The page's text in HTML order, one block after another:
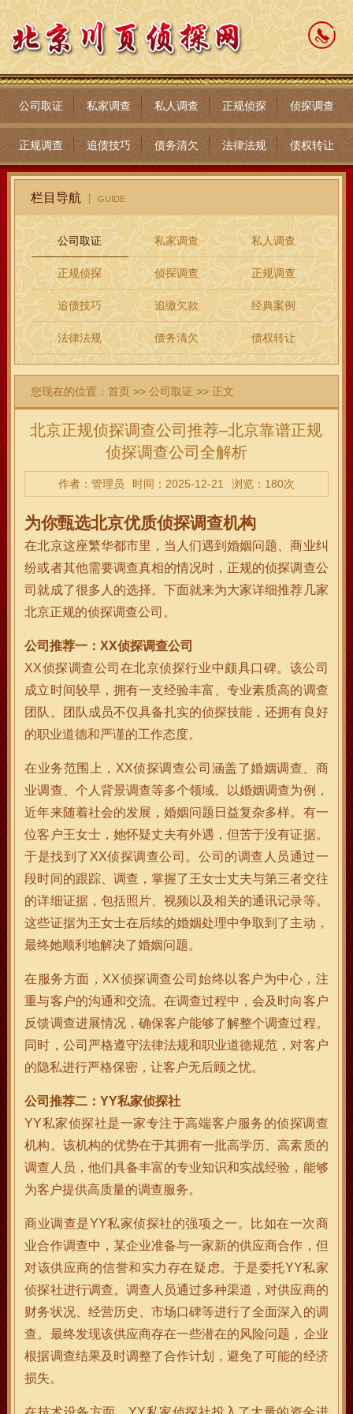
公司取证 私家调查 私人调查 正规侦探 侦探调查
正规调查 追债技巧 债务清欠 法律法规 债权转让
栏目导航 GUIDE
公司取证 私家调查 私人调查
正规侦探 侦探调查 正规调查
追债技巧 追缴欠款 经典案例
法律法规 债务清欠 债权转让
您现在的位置：首页 >>公司取证 >> 正文
北京正规侦探调查公司推荐–北京靠谱正规
侦探调查公司全解析
作者：管理员 时间：2025-12-21 浏览：180次
为你甄选北京优质侦探调查机构
在北京这座繁华都市里，当人们遇到婚姻问题、商业纠
纷或者其他需要调查真相的情况时，正规的侦探调查公
司就成了很多人的选择。下面就来为大家详细推荐几家
北京正规的侦探调查公司。
公司推荐一：XX侦探调查公司
XX侦探调查公司在北京侦探行业中颇具口碑。该公司
成立时间较早，拥有一支经验丰富、专业素质高的调查
团队。团队成员不仅具备扎实的侦探技能，还拥有良好
的职业道德和严谨的工作态度。
在业务范围上，XX侦探调查公司涵盖了婚姻调查、商
业调查、个人背景调查等多个领域。以婚姻调查为例，
近年来随着社会的发展，婚姻问题日益复杂多样。有一
位客户王女士，她怀疑丈夫有外遇，但苦于没有证据。
于是找到了XX侦探调查公司。公司的调查人员通过一
段时间的跟踪、调查，掌握了王女士丈夫与第三者交往
的详细证据，包括照片、视频以及相关的通讯记录等。
这些证据为王女士在后续的婚姻处理中争取到了主动，
最终她顺利地解决了婚姻问题。
在服务方面，XX侦探调查公司始终以客户为中心，注
重与客户的沟通和交流。在调查过程中，会及时向客户
反馈调查进展情况，确保客户能够了解整个调查过程。
同时，公司严格遵守法律法规和职业道德规范，对客户
的隐私进行严格保密，让客户无后顾之忧。
公司推荐二：YY私家侦探社
YY私家侦探社是一家专注于高端客户服务的侦探调查
机构。该机构的优势在于其拥有一批高学历、高素质的
调查人员，他们具备丰富的专业知识和实战经验，能够
为客户提供高质量的调查服务。
商业调查是YY私家侦探社的强项之一。比如在一次商
业合作调查中，某企业准备与一家新的供应商合作，但
对该供应商的信誉和实力存在疑虑。于是委托YY私家
侦探社进行调查。调查人员通过多种渠道，对供应商的
财务状况、经营历史、市场口碑等进行了全面深入的调
查。最终发现该供应商存在一些潜在的风险问题，企业
根据调查结果及时调整了合作计划，避免了可能的经济
损失。